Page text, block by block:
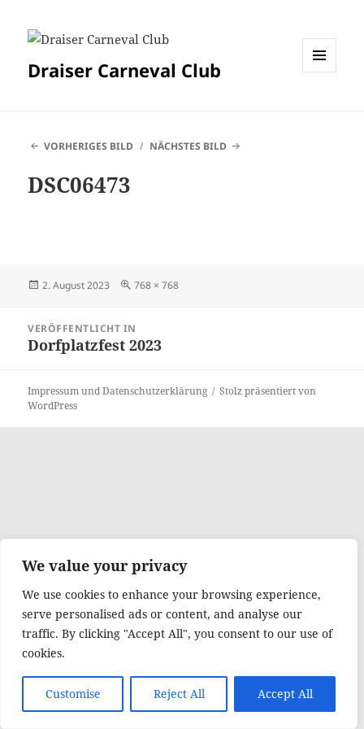
We value your privacy
We use cookies to enhance your browsing experience,
serve personalised ads or content, and analyse our
traffic. By clicking "Accept All", you consent to our use of
cookies.
Customise Reject All Accept All
Draiser Carneval Club
VORHERIGES BILD NÄCHSTES BILD
DSC06473
Veröffentlicht
2. August 2023 Originalgröße
768 × 768
VERÖFFENTLICHT IN
Dorfplatzfest 2023
Impressum und Datenschutzerklärung
Stolz präsentiert von
WordPress